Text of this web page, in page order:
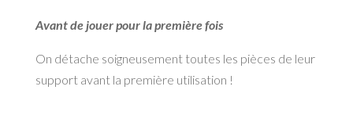
Avant de jouer pour la première fois
On détache soigneusement toutes les pièces de leur
support avant la première utilisation !